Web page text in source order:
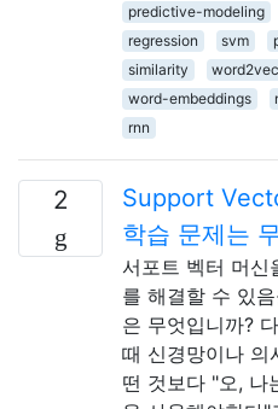
predictive-modeling
regression
svm
similarity
word2vec
word-embeddings
rnn
2
Support
학습 문제는
서포트 벡터 머신
를 해결할 수 있
은 무엇입니까?
때 신경망이나 의
떤 것보다 "오, 나